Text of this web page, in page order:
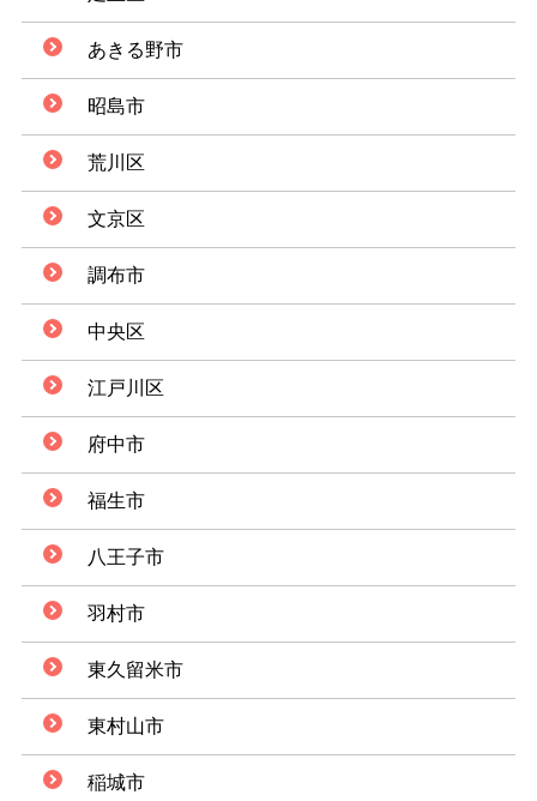
あきる野市
昭島市
荒川区
文京区
調布市
中央区
江戸川区
府中市
福生市
八王子市
羽村市
東久留米市
東村山市
稲城市